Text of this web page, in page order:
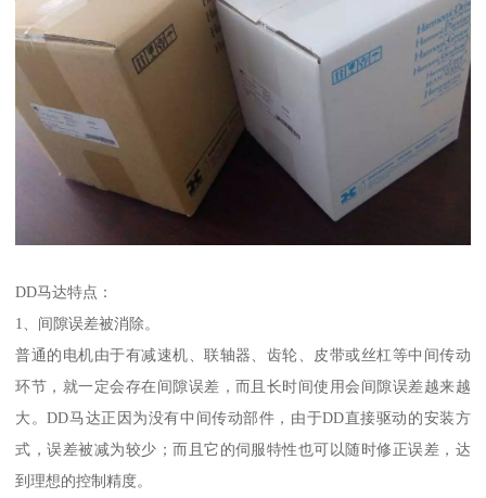
DD马达特点：
1、间隙误差被消除。
普通的电机由于有减速机、联轴器、齿轮、皮带或丝杠等中间传动
环节，就一定会存在间隙误差，而且长时间使用会间隙误差越来越
大。DD马达正因为没有中间传动部件，由于DD直接驱动的安装方
式，误差被减为较少；而且它的伺服特性也可以随时修正误差，达
到理想的控制精度。